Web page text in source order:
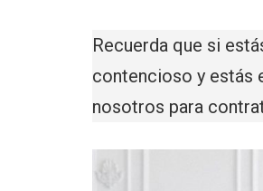
Recuerda que si
contencioso y estás
nosotros para